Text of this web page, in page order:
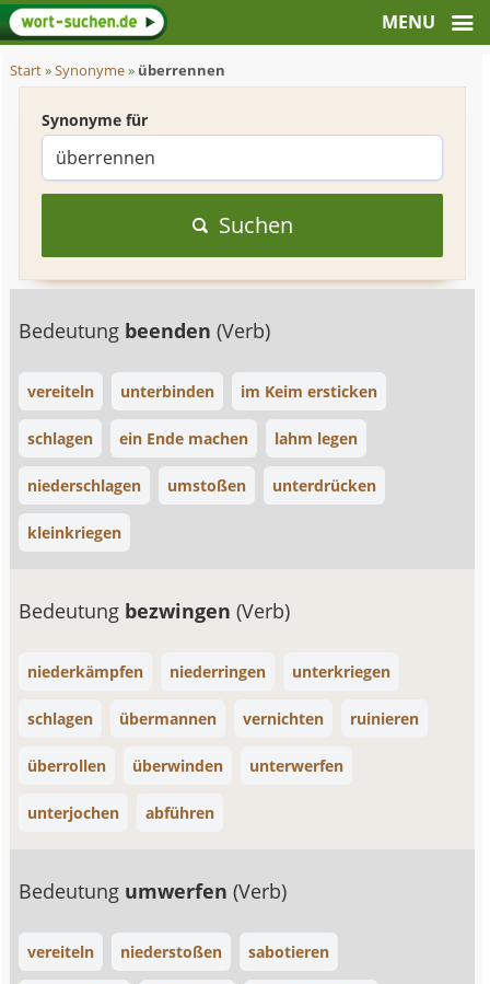
Start»Synonyme» überrennen
Synonyme für
Suchen
Bedeutung beenden(Verb)
vereiteln unterbinden im Keim ersticken
schlagen ein Ende machen lahm legen
niederschlagen umstoßen unterdrücken
kleinkriegen
Bedeutung bezwingen(Verb)
niederkämpfen niederringen unterkriegen
schlagen übermannen vernichten ruinieren
überrollen überwinden unterwerfen
unterjochen abführen
Bedeutung umwerfen(Verb)
vereiteln niederstoßen sabotieren